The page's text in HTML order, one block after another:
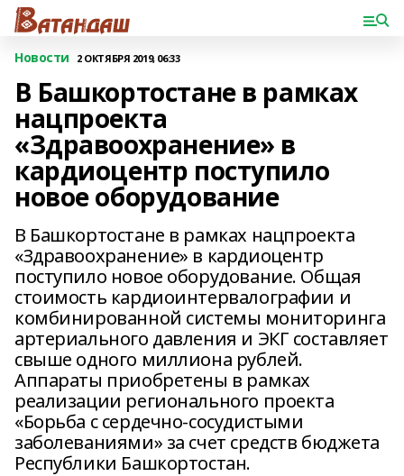
Новости 2 ОКТЯБРЯ 2019, 06:33
В Башкортостане в рамках
нацпроекта
«Здравоохранение» в
кардиоцентр поступило
новое оборудование
В Башкортостане в рамках нацпроекта
«Здравоохранение» в кардиоцентр
поступило новое оборудование. Общая
стоимость кардиоинтервалографии и
комбинированной системы мониторинга
артериального давления и ЭКГ составляет
свыше одного миллиона рублей.
Аппараты приобретены в рамках
реализации регионального проекта
«Борьба с сердечно-сосудистыми
заболеваниями» за счет средств бюджета
Республики Башкортостан.